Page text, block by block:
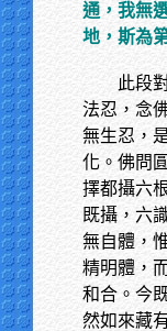
通，我無
地，斯為
此段
法忍，念
無生忍，
化。佛問
擇都攝六
既攝，六
無自體，
精明體，
和合。今
然如來藏